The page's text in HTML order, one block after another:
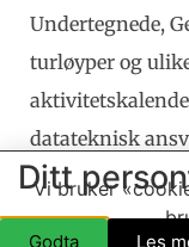
Undertegnede,
turløyper og
datateknisk
enhver tid har
plattform å
Ditt
Vi bruker
Godta Les